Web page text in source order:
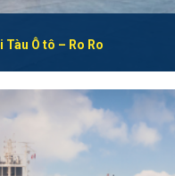
Tàu Ô tô – Ro Ro
– GMM có lực lượng
đủ chuyên môn, kinh
dụng chở Ô tô, các
cầu của Đối tác, Khách hàng.